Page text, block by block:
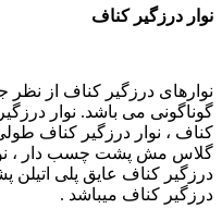
نوار درزگیر کناف
نوارهای درزگیر کناف از نظر
گوناگونی می باشد. نوار
کناف ، نوار درزگیر کناف
گلاس مش پشت چسب دار ،
درزگیر کناف عایق پلی اتیلن
درزگیر کناف میباشد .